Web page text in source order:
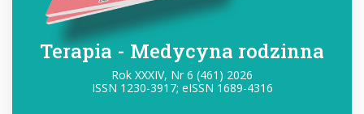
Terapia - Medycyna rodzinna
Rok XXXIV, Nr 6 (461) 2026
ISSN 1230-3917; eISSN 1689-4316